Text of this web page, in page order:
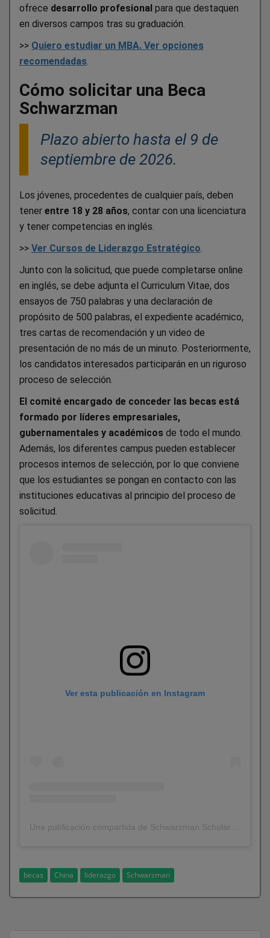
ofrece desarrollo profesional para que destaquen
en diversos campos tras su graduación.
>> Quiero estudiar un MBA. Ver opciones
recomendadas.
Cómo solicitar una Beca
Schwarzman
Plazo abierto hasta el 9 de
septiembre de 2026.
Los jóvenes, procedentes de cualquier país, deben
tener entre 18 y 28 años, contar con una licenciatura
y tener competencias en inglés.
>> Ver Cursos de Liderazgo Estratégico.
Junto con la solicitud, que puede completarse online
en inglés, se debe adjunta el Curriculum Vitae, dos
ensayos de 750 palabras y una declaración de
propósito de 500 palabras, el expediente académico,
tres cartas de recomendación y un video de
presentación de no más de un minuto. Posteriormente,
los candidatos interesados participarán en un riguroso
proceso de selección.
El comité encargado de conceder las becas está
formado por líderes empresariales,
gubernamentales y académicos de todo el mundo.
Además, los diferentes campus pueden establecer
procesos internos de selección, por lo que conviene
que los estudiantes se pongan en contacto con las
instituciones educativas al principio del proceso de
solicitud.
Ver esta publicación en Instagram
Una publicación compartida de Schwarzman Scholars (@schwarzmanscholars)
becas China liderazgo Schwarzman